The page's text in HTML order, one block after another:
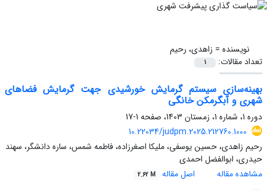
نویسنده = زاهدی، رحیم
تعداد مقالات:
1
بهینه‌سازی سیستم گرمایش خورشیدی جهت گرمایش فضاهای
شهری و آبگرمکن خانگی
دوره 1، شماره 1، زمستان 1403، صفحه
1-17
10.22034/judpm.2025.212760.1000
رحیم زاهدی، حسین یوسفی، ملیکا اصغرزاده، فاطمه شمس، ساره دانشگر، سهند
حیدری، ابوالفضل احمدی
مشاهده مقاله
اصل مقاله 2.62 M